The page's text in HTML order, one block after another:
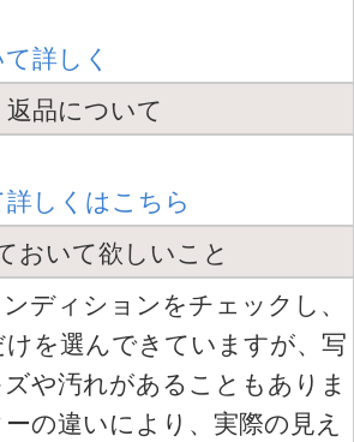
詳しく
返品について
しくはこちら
おいて欲しいこと
ディションをチェックし、
を選んできていますが、写
や汚れがあることもありま
の違いにより、実際の見え